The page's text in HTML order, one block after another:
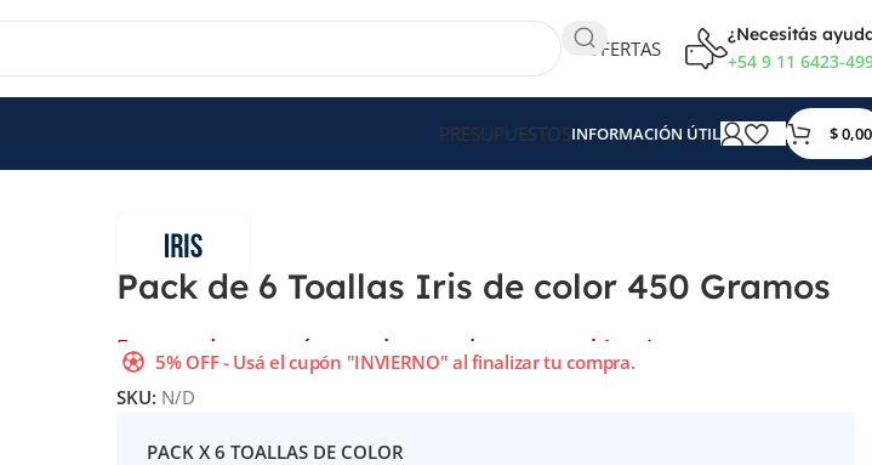
OFERTAS
¿Necesitás
+54 9 11 6423-
PRESUPUESTOSINFORMACIÓN ÚTIL $0,00
Pack de 6 Toallas Iris de color 450 Gramos
Este producto está agotado en todas sus combinaciones.
5% OFF - Usá el cupón "INVIERNO" al finalizar tu compra.
SKU: N/D
PACK X 6 TOALLAS DE COLOR